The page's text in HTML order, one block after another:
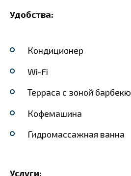
Удобства:
Кондиционер
Wi-Fi
Терраса с зоной барбекю
Кофемашина
Гидромассажная ванна
Услуги: